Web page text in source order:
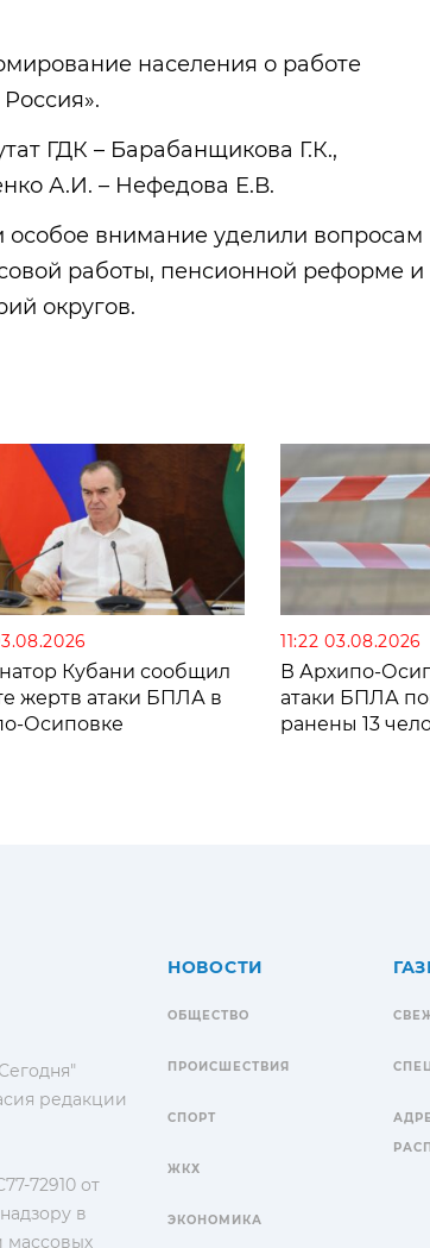
населения о работе
ГДК – Барабанщикова Г.К.,
А.И. – Нефедова Е.В.
особое внимание уделили вопросам
работы, пенсионной реформе и
округов.
Кубани сообщил
жертв атаки БПЛА в
Осиповке
11:22 03.08.2026
В Архипо-
атаки БПЛА
ранены 13
редакции
72910 от
в
массовых
НОВОСТИ
ОБЩЕСТВО
ПРОИСШЕСТВИЯ
СПОРТ
ЖКХ
ЭКОНОМИКА